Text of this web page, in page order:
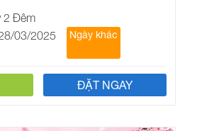
2 Đêm
03/2025
Ngày khác
ĐẶT NGAY